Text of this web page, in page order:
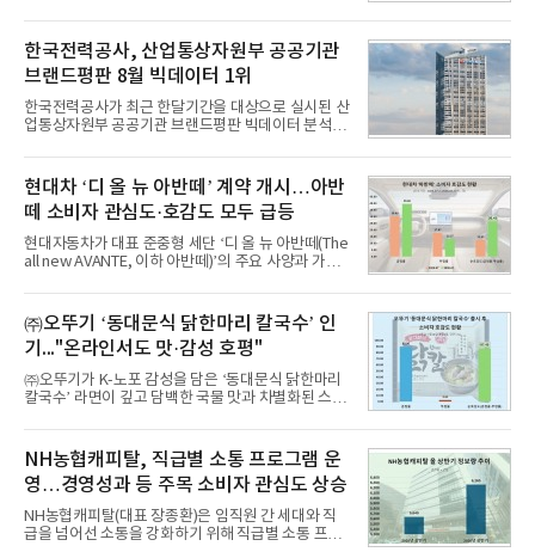
일 한국기업평판연구소(소장 구창환)는 국내 교육서
비스 상장기업 브랜드를 대상으로 지난 7월 7일부터
8월 7일까지 수집된 소비자 빅데이터 10,074,233건
을 분석한 결과, 메가스터디교육이 브랜드평판지수
1,710,926을 기록하며 8월 1위에 올랐다고 밝혔다.
분석에 활용된 빅데이터는 지난 7월(9,491,206건) 대
비 6.14% 증가한 수치로, 교육서비스 상장기업 브랜
디교육, 대교, 디지
한국전력공사, 산업통상자원부 공공기관
브랜드평판 8월 빅데이터 1위
한국전력공사가 최근 한달기간을 대상으로 실시된 산
업통상자원부 공공기관 브랜드평판 빅데이터 분석에
이 순으로 뒤를 이었다.7일 한국기업평판연구소(소장
구창환)는 산업통상자원부 공공기관 41개 브랜드를
대상으로 지난 7월 7일부터 8월 7일까지 수집된 소비
자 빅데이터 91,102,549건을 분석한 결과, 한국전력
공사가 브랜드평판지수 10,670,633을 기록하며 8월
1위에 올랐다고 밝혔다. 분석에 활용된 빅데이터는 지
난 7월(88,893,823건) 대비 2.48% 증가한 수치다.연
수력원자력, 한국석
현대차 ‘디 올 뉴 아반떼’ 계약 개시…아반
떼 소비자 관심도·호감도 모두 급등
현대자동차가 대표 준중형 세단 ‘디 올 뉴 아반떼(The
all new AVANTE, 이하 아반떼)’의 주요 사양과 가격
떼는 6년 만에 선보이는 8세대 완전변경 모델로, ▲정
교한 선과 면을 중심으로 완성한 파격적인 디자인 ▲
과거 중형 세단 수준으로 확대된 차체 제원 ▲글로벌
최고 수준의 안전성 ▲성능과 효율을 동시에 높인 주
행 완성도 ▲첨단 편의 및 디지털 사양 적용 등을 통해
글로벌 준중형 세단의 새로운 기준을 세웠다.아반떼
는 가솔린 2.0과 1.6 하이브리드 두 가지 파워트레인
넘
㈜오뚜기 ‘동대문식 닭한마리 칼국수’ 인
기..."온라인서도 맛·감성 호평"
㈜오뚜기가 K-노포 감성을 담은 ‘동대문식 닭한마리
칼국수’ 라면이 깊고 담백한 국물 맛과 차별화된 스토
혔다.‘동대문식 닭한마리 칼국수’는 예상을 뛰어넘는
소비자 호응에 힘입어 지난 7월 13일 첫 선을 보인 지
단 18일 만에 누적 판매량 50만 개를 돌파하는 성과를
거두었다.이번 신제품은 개발진이 전국의 닭한마리
전문점을 직접 찾아 다니며 최적의 육수 비율을 완성
했다. 자극적이지 않으면서도 깊은 닭육수에 마늘의
개운한 풍미를 더했으며, 국물이 잘 배어들면서도 쫄
NH농협캐피탈, 직급별 소통 프로그램 운
영…경영성과 등 주목 소비자 관심도 상승
NH농협캐피탈(대표 장종환)은 임직원 간 세대와 직
급을 넘어선 소통을 강화하기 위해 직급별 소통 프로